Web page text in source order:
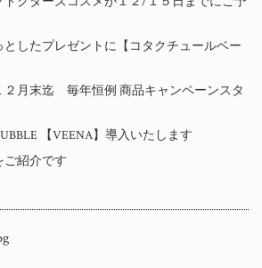
したプレゼントに【コタクチュールベー
２月末迄 毎年恒例 商品キャンペーンスタ
【VEENA】導入いたします
ご紹介です